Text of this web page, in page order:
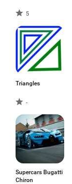
5
Triangles
-
Supercars Bugatti
Chiron